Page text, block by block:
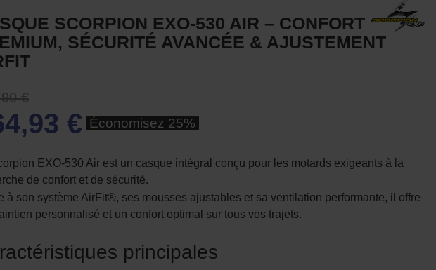
SCORPION EXO-530 AIR – CONFORT
SÉCURITÉ AVANCÉE & AJUSTEMENT
€
€ Économisez 25%
EXO-530 Air est un casque intégral conçu pour les motards exigeants à la
de confort et de sécurité.
à son système AirFit®, ses mousses ajustables et sa ventilation performante, il offre
personnalisé et un confort optimal sur tous vos trajets.
principales